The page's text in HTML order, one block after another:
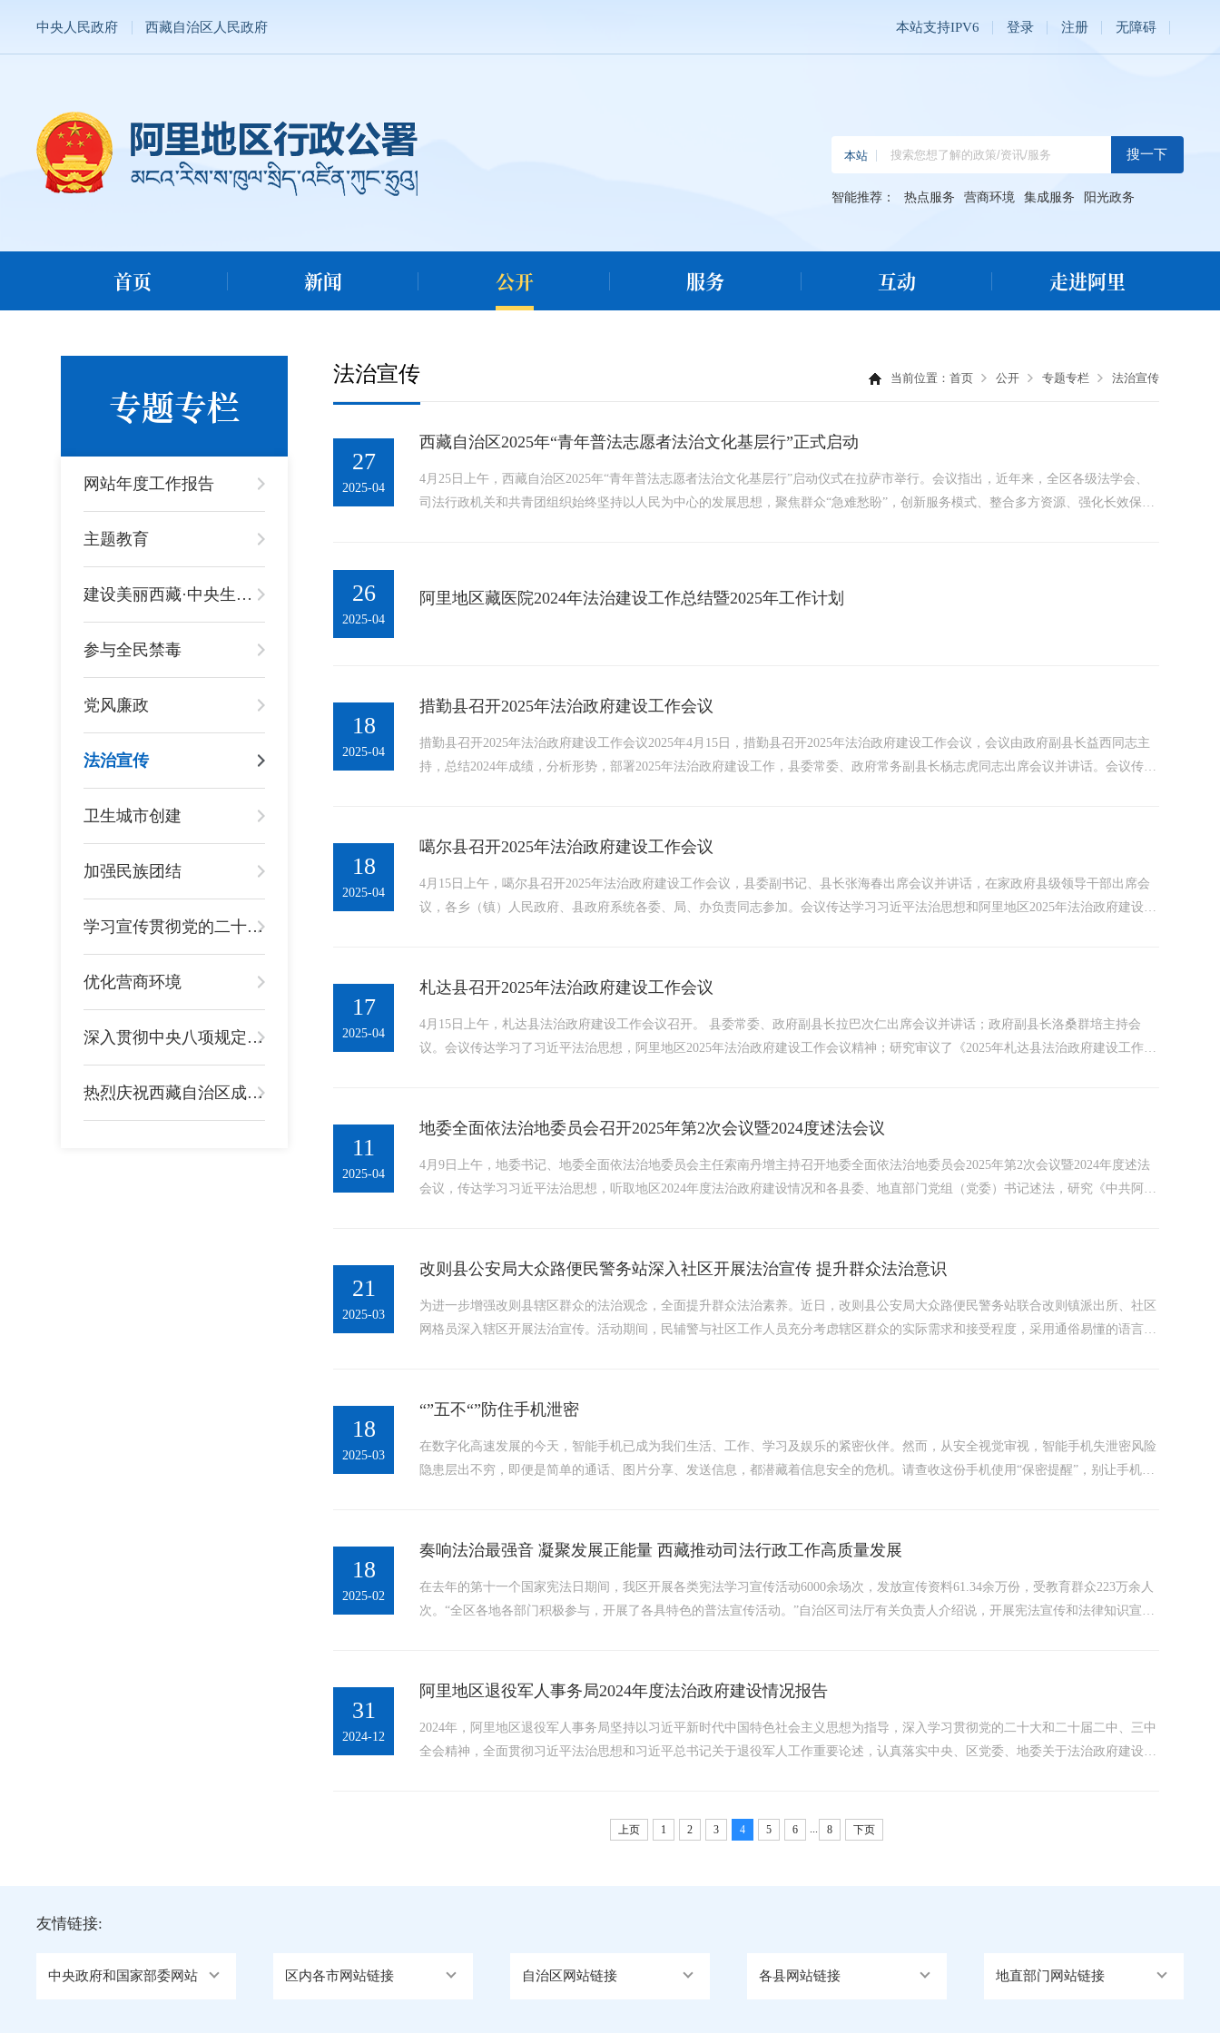
中央人民政府 西藏自治区人民政府 本站支持IPV6 登录 注册 无障碍
智能推荐： 热点服务 营商环境 集成服务 阳光政务
首页 新闻 公开 服务 互动 走进阿里
专题专栏
网站年度工作报告
主题教育
建设美丽西藏·中央生态环境保护督察进行时
参与全民禁毒
党风廉政
法治宣传
卫生城市创建
加强民族团结
学习宣传贯彻党的二十大精神
优化营商环境
深入贯彻中央八项规定精神学习教育
热烈庆祝西藏自治区成立60周年
法治宣传 当前位置： 首页 公开 专题专栏 法治宣传
27
2025-04
西藏自治区2025年“青年普法志愿者法治文化基层行”正式启动
4月25日上午，西藏自治区2025年“青年普法志愿者法治文化基层行”启动仪式在拉萨市举行。会议指出，近年来，全区各级法学会、
司法行政机关和共青团组织始终坚持以人民为中心的发展思想，聚焦群众“急难愁盼”，创新服务模式、整合多方资源、强化长效保
26
2025-04
阿里地区藏医院2024年法治建设工作总结暨2025年工作计划
18
2025-04
措勤县召开2025年法治政府建设工作会议
措勤县召开2025年法治政府建设工作会议2025年4月15日，措勤县召开2025年法治政府建设工作会议，会议由政府副县长益西同志主
持，总结2024年成绩，分析形势，部署2025年法治政府建设工作，县委常委、政府常务副县长杨志虎同志出席会议并讲话。会议传达
18
2025-04
噶尔县召开2025年法治政府建设工作会议
4月15日上午，噶尔县召开2025年法治政府建设工作会议，县委副书记、县长张海春出席会议并讲话，在家政府县级领导干部出席会
议，各乡（镇）人民政府、县政府系统各委、局、办负责同志参加。会议传达学习习近平法治思想和阿里地区2025年法治政府建设工
17
2025-04
札达县召开2025年法治政府建设工作会议
4月15日上午，札达县法治政府建设工作会议召开。 县委常委、政府副县长拉巴次仁出席会议并讲话；政府副县长洛桑群培主持会
议。会议传达学习了习近平法治思想，阿里地区2025年法治政府建设工作会议精神；研究审议了《2025年札达县法治政府建设工作要
11
2025-04
地委全面依法治地委员会召开2025年第2次会议暨2024度述法会议
4月9日上午，地委书记、地委全面依法治地委员会主任索南丹增主持召开地委全面依法治地委员会2025年第2次会议暨2024年度述法
会议，传达学习习近平法治思想，听取地区2024年度法治政府建设情况和各县委、地直部门党组（党委）书记述法，研究《中共阿里
21
2025-03
改则县公安局大众路便民警务站深入社区开展法治宣传 提升群众法治意识
为进一步增强改则县辖区群众的法治观念，全面提升群众法治素养。近日，改则县公安局大众路便民警务站联合改则镇派出所、社区
网格员深入辖区开展法治宣传。活动期间，民辅警与社区工作人员充分考虑辖区群众的实际需求和接受程度，采用通俗易懂的语言，
18
2025-03
“”五不“”防住手机泄密
在数字化高速发展的今天，智能手机已成为我们生活、工作、学习及娱乐的紧密伙伴。然而，从安全视觉审视，智能手机失泄密风险
隐患层出不穷，即便是简单的通话、图片分享、发送信息，都潜藏着信息安全的危机。请查收这份手机使用“保密提醒”，别让手机成
18
2025-02
奏响法治最强音 凝聚发展正能量 西藏推动司法行政工作高质量发展
在去年的第十一个国家宪法日期间，我区开展各类宪法学习宣传活动6000余场次，发放宣传资料61.34余万份，受教育群众223万余人
次。“全区各地各部门积极参与，开展了各具特色的普法宣传活动。”自治区司法厅有关负责人介绍说，开展宪法宣传和法律知识宣传
31
2024-12
阿里地区退役军人事务局2024年度法治政府建设情况报告
2024年，阿里地区退役军人事务局坚持以习近平新时代中国特色社会主义思想为指导，深入学习贯彻党的二十大和二十届二中、三中
全会精神，全面贯彻习近平法治思想和习近平总书记关于退役军人工作重要论述，认真落实中央、区党委、地委关于法治政府建设的
上页 1 2 3 4 5 6 8 下页
友情链接:
中央政府和国家部委网站 区内各市网站链接 自治区网站链接 各县网站链接 地直部门网站链接